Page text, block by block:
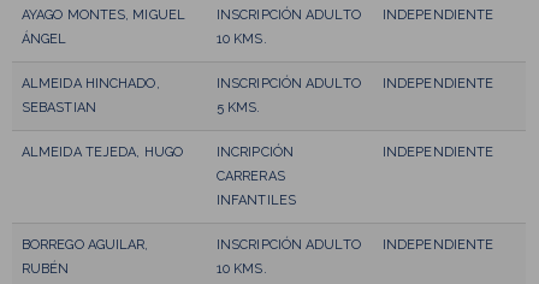
AYAGO MONTES, MIGUEL
ÁNGEL
INSCRIPCIÓN ADULTO
10 KMS.
INDEPENDIENTE
ALMEIDA HINCHADO,
SEBASTIAN
INSCRIPCIÓN ADULTO
5 KMS.
INDEPENDIENTE
ALMEIDA TEJEDA, HUGO
INCRIPCIÓN
CARRERAS
INFANTILES
INDEPENDIENTE
BORREGO AGUILAR,
RUBÉN
INSCRIPCIÓN ADULTO
10 KMS.
INDEPENDIENTE